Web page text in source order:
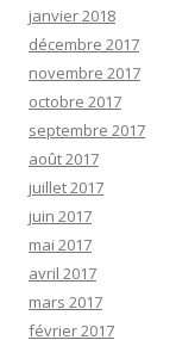
janvier 2018
décembre 2017
novembre 2017
octobre 2017
septembre 2017
août 2017
juillet 2017
juin 2017
mai 2017
avril 2017
mars 2017
février 2017